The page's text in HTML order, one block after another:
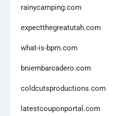
rainycamping.com
expectthegreatutah.com
what-is-bpm.com
bniembarcadero.com
coldcutsproductions.com
latestcouponportal.com